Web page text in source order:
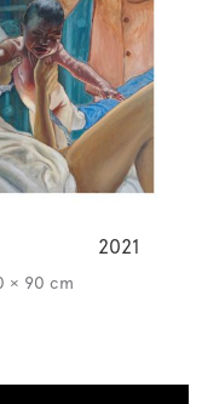
2021
× 90 cm